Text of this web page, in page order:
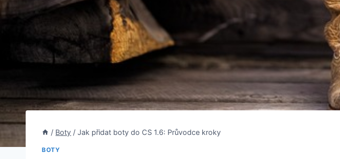
/ Boty / Jak přidat boty do CS 1.6: Průvodce kroky
BOTY